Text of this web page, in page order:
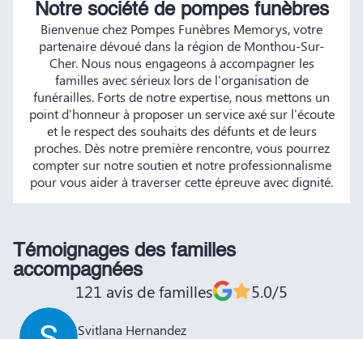
Notre société de pompes funèbres
Bienvenue chez Pompes Funèbres Memorys, votre
partenaire dévoué dans la région de Monthou-Sur-
Cher. Nous nous engageons à accompagner les
familles avec sérieux lors de l'organisation de
funérailles. Forts de notre expertise, nous mettons un
point d'honneur à proposer un service axé sur l'écoute
et le respect des souhaits des défunts et de leurs
proches. Dès notre première rencontre, vous pourrez
compter sur notre soutien et notre professionnalisme
pour vous aider à traverser cette épreuve avec dignité.
Témoignages des familles
accompagnées
121 avis de familles 5.0/5
Svitlana Hernandez